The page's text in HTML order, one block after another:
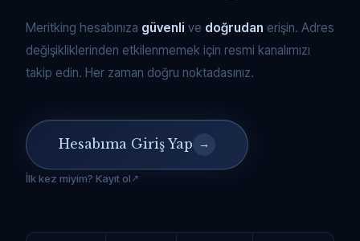
Meritking hesabınıza güvenli ve doğrudan erişin. Adres
değişikliklerinden etkilenmemek için resmi kanalımızı
takip edin. Her zaman doğru noktadasınız.
Hesabıma Giriş Yap →
İlk kez miyim? Kayıt ol